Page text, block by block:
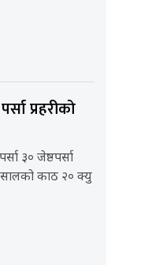
प्रहरीको
३० जेष्ठपर्सा
काठ २० क्यु